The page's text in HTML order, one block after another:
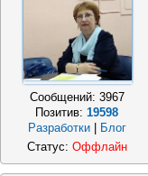
Сообщений: 3967
Позитив:19598
Разработки
Блог
Статус: Оффлайн